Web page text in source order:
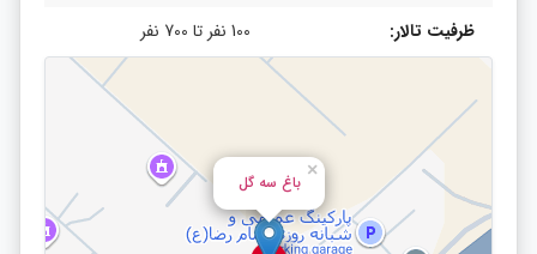
ظرفیت تالار: 100 نفر تا 700 نفر
باغ سه گل
×